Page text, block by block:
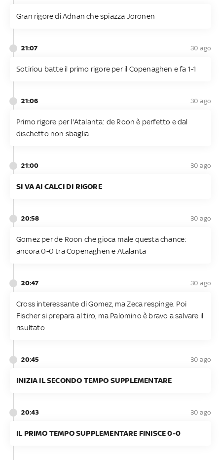
Gran rigore di Adnan che spiazza Joronen
21:07 30 ago
Sotiriou batte il primo rigore per il Copenaghen e fa 1-1
21:06 30 ago
Primo rigore per l'Atalanta: de Roon è perfetto e dal
dischetto non sbaglia
21:00 30 ago
SI VA AI CALCI DI RIGORE
20:58 30 ago
Gomez per de Roon che gioca male questa chance:
ancora 0-0 tra Copenaghen e Atalanta
20:47 30 ago
Cross interessante di Gomez, ma Zeca respinge. Poi
Fischer si prepara al tiro, ma Palomino è bravo a salvare il
risultato
20:45 30 ago
INIZIA IL SECONDO TEMPO SUPPLEMENTARE
20:43 30 ago
IL PRIMO TEMPO SUPPLEMENTARE FINISCE 0-0